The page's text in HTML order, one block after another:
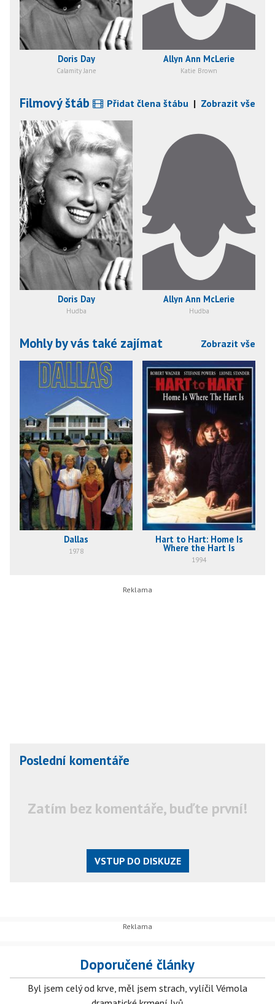
Doris Day
Calamity Jane
Allyn Ann McLerie
Katie Brown
Filmový štáb Přidat člena štábu | Zobrazit vše
Doris Day
Hudba
Allyn Ann McLerie
Hudba
Mohly by vás také zajímat Zobrazit vše
Dallas
1978
Hart to Hart: Home Is
Where the Hart Is
1994
Poslední komentáře
Zatím bez komentáře, buďte první!
VSTUP DO DISKUZE
Doporučené články
Byl jsem celý od krve, měl jsem strach, vylíčil Vémola